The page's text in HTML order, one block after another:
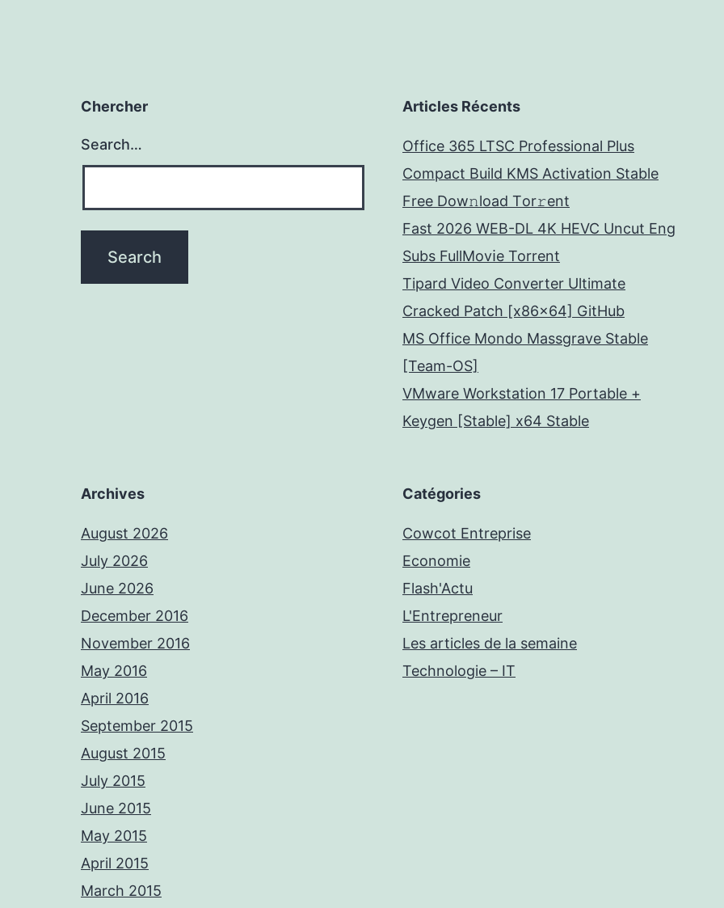
Chercher
Search…
Articles Récents
Office 365 LTSC Professional Plus
Compact Build KMS Activation Stable
Frее Dow𝚗load Tоr𝚛ent
Fast 2026 WEB-DL 4K HEVC Uncut Eng
Subs FullMov𝗂e Torrent
Tipard Video Converter Ultimate
Cracked Patch [x86x64] GitHub
MS Office Mondo Massgrave Stable
[Team-OS]
VMware Workstation 17 Portable +
Keygen [Stable] x64 Stable
Archives
August 2026
July 2026
June 2026
December 2016
November 2016
May 2016
April 2016
September 2015
August 2015
July 2015
June 2015
May 2015
April 2015
March 2015
Catégories
Cowcot Entreprise
Economie
Flash'Actu
L'Entrepreneur
Les articles de la semaine
Technologie – IT